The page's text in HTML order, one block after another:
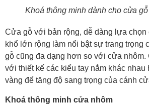
Khoá thông minh dành cho cửa
Cửa gỗ với bản rộng, dễ dàng lựa chọn
khổ lớn rộng làm nổi bật sự trang trọng
gỗ cũng đa dạng hơn so với cửa nhôm.
với thiết kế các kiểu tay nắm khác
vàng để tăng độ sang trọng của cánh
Khoá thông minh cửa nhôm